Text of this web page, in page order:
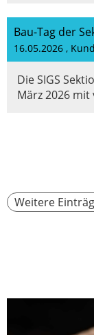
16.05.2026 ,
Die SIGS
März 2026 mit
Weitere